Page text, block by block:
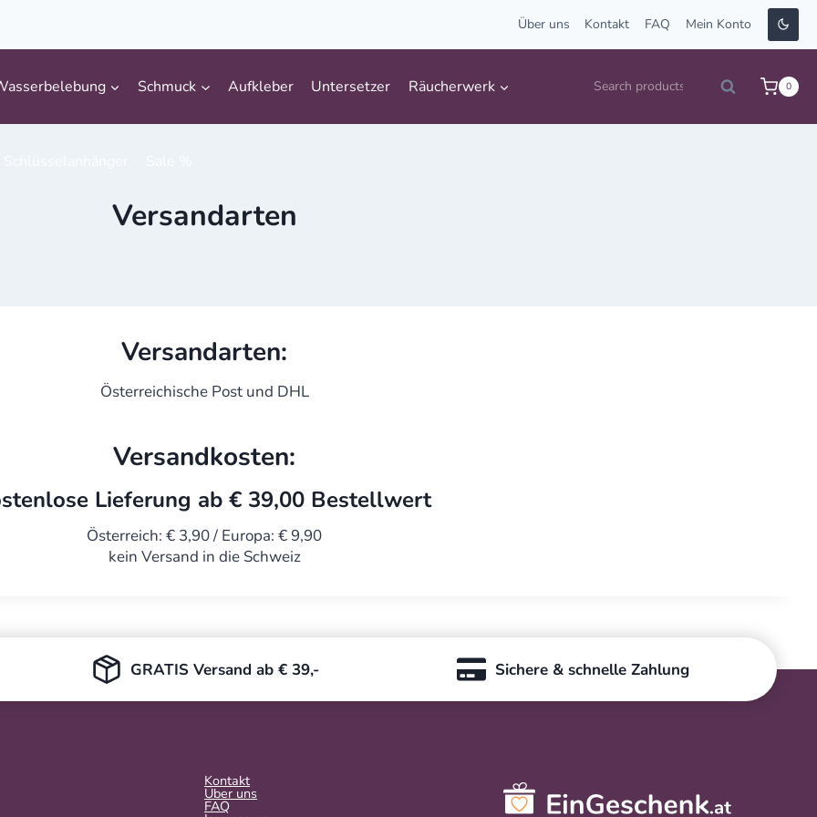
Über uns Kontakt FAQ Mein Konto
Schmuck Aufkleber Untersetzer Räucherwerk
Suche
Search 0
Versandarten
Versandarten:
Österreichische Post und DHL
Versandkosten:
Lieferung ab € 39,00 Bestellwert
Österreich: € 3,90 / Europa: € 9,90
kein Versand in die Schweiz
GRATIS Versand ab € 39,- Sichere & schnelle Zahlung
Kontakt
Über uns
FAQ